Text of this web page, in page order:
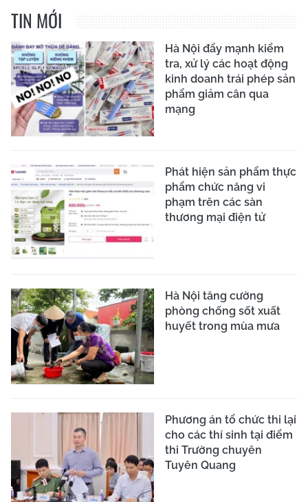
TIN MỚI
Hà Nội đẩy mạnh kiểm
tra, xử lý các hoạt động
kinh doanh trái phép sản
phẩm giảm cân qua
mạng
Phát hiện sản phẩm thực
phẩm chức năng vi
phạm trên các sàn
thương mại điện tử
Hà Nội tăng cường
phòng chống sốt xuất
huyết trong mùa mưa
Phương án tổ chức thi lại
cho các thí sinh tại điểm
thi Trường chuyên
Tuyên Quang